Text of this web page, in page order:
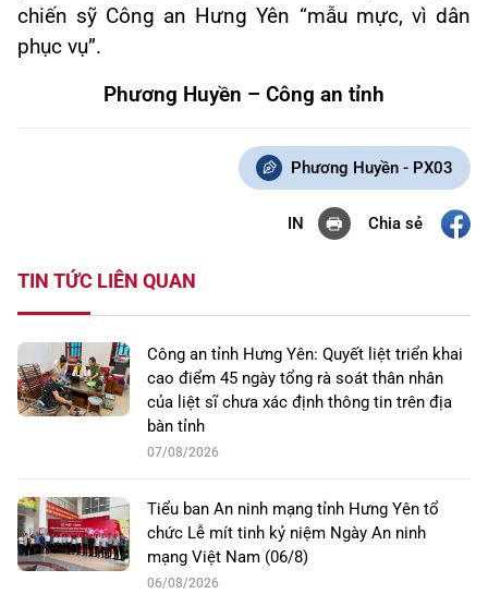
chiến sỹ Công an Hưng Yên “mẫu mực, vì dân
phục vụ”.
Phương Huyền – Công an tỉnh
Phương Huyền - PX03
IN Chia sẻ
TIN TỨC LIÊN QUAN
Công an tỉnh Hưng Yên: Quyết liệt triển khai
cao điểm 45 ngày tổng rà soát thân nhân
của liệt sĩ chưa xác định thông tin trên địa
bàn tỉnh
07/08/2026
Tiểu ban An ninh mạng tỉnh Hưng Yên tổ
chức Lễ mít tinh kỷ niệm Ngày An ninh
mạng Việt Nam (06/8)
06/08/2026